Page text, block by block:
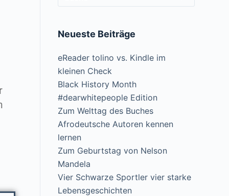
Neueste Beiträge
eReader tolino vs. Kindle im
kleinen Check
Black History Month
#dearwhitepeople Edition
Zum Welttag des Buches
Afrodeutsche Autoren kennen
lernen
Zum Geburtstag von Nelson
Mandela
Vier Schwarze Sportler vier starke
Lebensgeschichten